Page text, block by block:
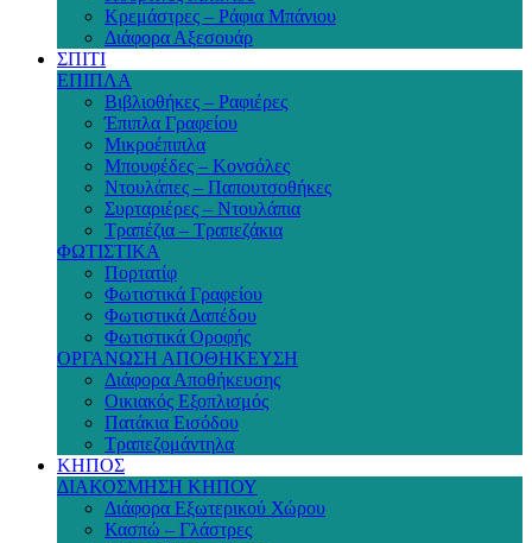
Κρεμάστρες – Ράφια Μπάνιου
Διάφορα Αξεσουάρ
ΣΠΙΤΙ
ΕΠΙΠΛΑ
Βιβλιοθήκες – Ραφιέρες
Έπιπλα Γραφείου
Μικροέπιπλα
Μπουφέδες – Κονσόλες
Ντουλάπες – Παπουτσοθήκες
Συρταριέρες – Ντουλάπια
Τραπέζια – Τραπεζάκια
ΦΩΤΙΣΤΙΚΑ
Πορτατίφ
Φωτιστικά Γραφείου
Φωτιστικά Δαπέδου
Φωτιστικά Οροφής
ΟΡΓΑΝΩΣΗ ΑΠΟΘΗΚΕΥΣΗ
Διάφορα Αποθήκευσης
Οικιακός Εξοπλισμός
Πατάκια Εισόδου
Τραπεζομάντηλα
ΚΗΠΟΣ
ΔΙΑΚΟΣΜΗΣΗ ΚΗΠΟΥ
Διάφορα Εξωτερικού Χώρου
Κασπώ – Γλάστρες